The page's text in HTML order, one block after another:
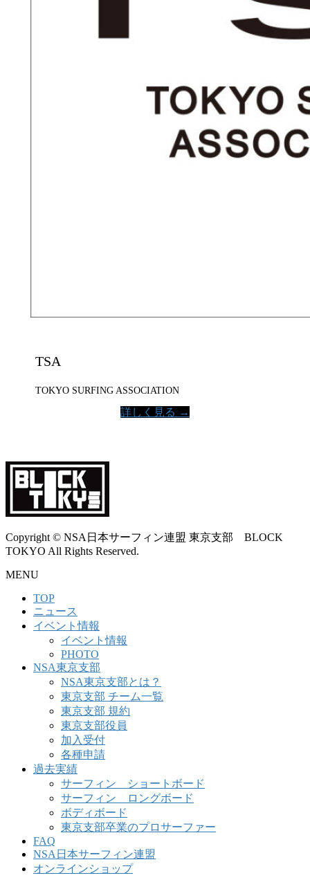
TSA
TOKYO SURFING ASSOCIATION
詳しく見る →
Copyright © NSA日本サーフィン連盟 東京支部 BLOCK
TOKYO All Rights Reserved.
MENU
TOP
ニュース
イベント情報
イベント情報
PHOTO
NSA東京支部
NSA東京支部とは？
東京支部 チーム一覧
東京支部 規約
東京支部役員
加入受付
各種申請
過去実績
サーフィン ショートボード
サーフィン ロングボード
ボディボード
東京支部卒業のプロサーファー
FAQ
NSA日本サーフィン連盟
オンラインショップ